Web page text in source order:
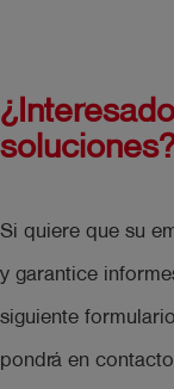
Si quiere que su
y garantice
siguiente
pondrá en